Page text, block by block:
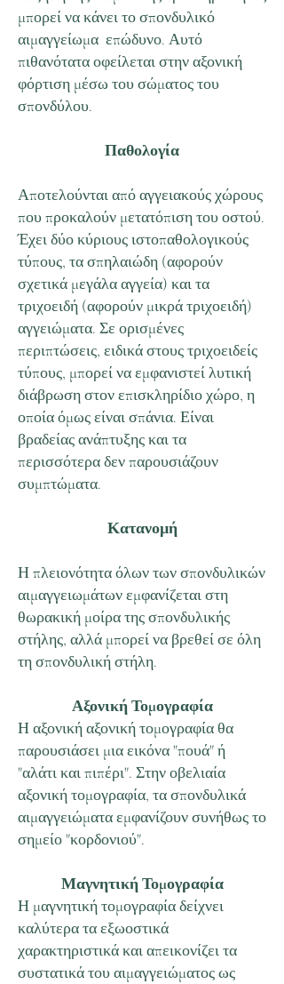
μπορεί να κάνει το σπονδυλικό
αιμαγγείωμα επώδυνο. Αυτό
πιθανότατα οφείλεται στην αξονική
φόρτιση μέσω του σώματος του
σπονδύλου.
Παθολογία
Αποτελούνται από αγγειακούς χώρους
που προκαλούν μετατόπιση του οστού.
Έχει δύο κύριους ιστοπαθολογικούς
τύπους, τα σπηλαιώδη (αφορούν
σχετικά μεγάλα αγγεία) και τα
τριχοειδή (αφορούν μικρά τριχοειδή)
αγγειώματα. Σε ορισμένες
περιπτώσεις, ειδικά στους τριχοειδείς
τύπους, μπορεί να εμφανιστεί λυτική
διάβρωση στον επισκληρίδιο χώρο, η
οποία όμως είναι σπάνια. Είναι
βραδείας ανάπτυξης και τα
περισσότερα δεν παρουσιάζουν
συμπτώματα.
Κατανοµή
Η πλειονότητα όλων των σπονδυλικών
αιμαγγειωμάτων εμφανίζεται στη
θωρακική μοίρα της σπονδυλικής
στήλης, αλλά μπορεί να βρεθεί σε όλη
τη σπονδυλική στήλη.
Αξονική Τομογραφία
Η αξονική αξονική τομογραφία θα
παρουσιάσει μια εικόνα "πουά" ή
"αλάτι και πιπέρι". Στην οβελιαία
αξονική τομογραφία, τα σπονδυλικά
αιμαγγειώματα εμφανίζουν συνήθως το
σημείο "κορδονιού".
Μαγνητική Τομογραφία
Η μαγνητική τομογραφία δείχνει
καλύτερα τα εξωοστικά
χαρακτηριστικά και απεικονίζει τα
συστατικά του αιμαγγειώματος ως